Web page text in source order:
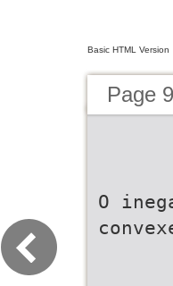
Basic HTML Version
Page
O